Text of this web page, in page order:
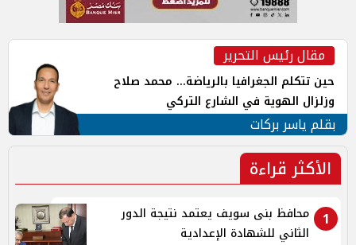
مقال رئيس التحرير
حين تتكلم الجغرافيا بالرياضة... محمد صلاح
وزلزال الهوية في الشارع التركي
بقلم ياسر بركات
الأكثر قراءة
1
محافظ بنى سويف يعتمد نتيجة الدور
الثاني للشهادة الإعدادية